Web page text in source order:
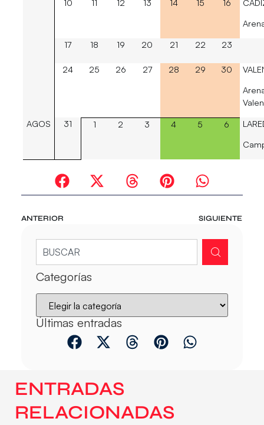
10 11 12 13 14 15 16
17
18 19 20 21 22 23
24 25 26 27 28 29 30
AGOS
31 1 2 3 4 5 6
ANTERIOR SIGUIENTE
Categorías
Últimas entradas
ENTRADAS
RELACIONADAS